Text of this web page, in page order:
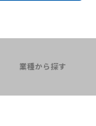
業種から探す